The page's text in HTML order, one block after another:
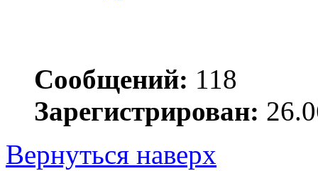
Сообщений: 118
Зарегистрирован:
Вернуться наверх